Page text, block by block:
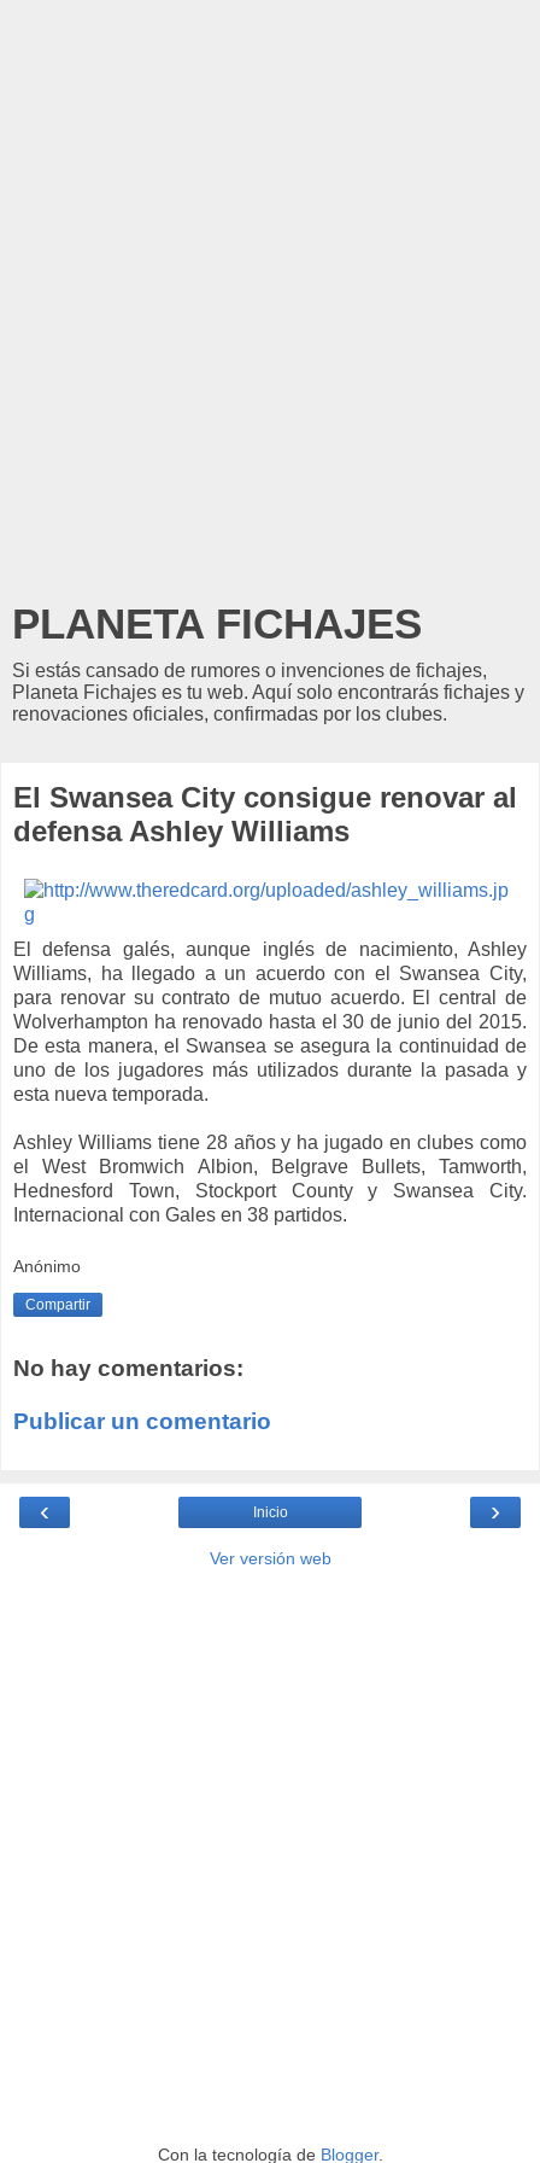
PLANETA FICHAJES
Si estás cansado de rumores o invenciones de fichajes,
Planeta Fichajes es tu web. Aquí solo encontrarás fichajes y
renovaciones oficiales, confirmadas por los clubes.
El Swansea City consigue renovar al
defensa Ashley Williams
El defensa galés, aunque inglés de nacimiento, Ashley
Williams, ha llegado a un acuerdo con el Swansea City,
para renovar su contrato de mutuo acuerdo. El central de
Wolverhampton ha renovado hasta el 30 de junio del 2015.
De esta manera, el Swansea se asegura la continuidad de
uno de los jugadores más utilizados durante la pasada y
esta nueva temporada.
Ashley Williams tiene 28 años y ha jugado en clubes como
el West Bromwich Albion, Belgrave Bullets, Tamworth,
Hednesford Town, Stockport County y Swansea City.
Internacional con Gales en 38 partidos.
Anónimo
Compartir
No hay comentarios:
Publicar un comentario
‹ ›
Inicio
Ver versión web
Con la tecnología de Blogger.